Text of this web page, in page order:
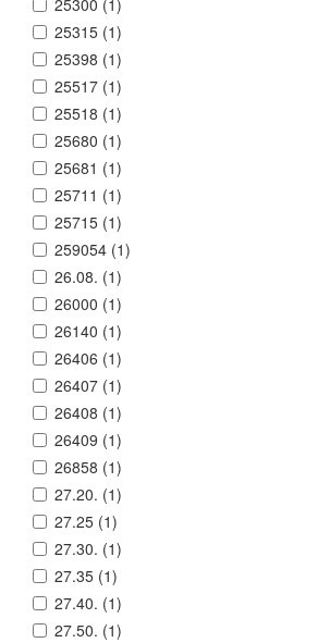
25300 (1)
25315 (1)
25398 (1)
25517 (1)
25518 (1)
25680 (1)
25681 (1)
25711 (1)
25715 (1)
259054 (1)
26.08. (1)
26000 (1)
26140 (1)
26406 (1)
26407 (1)
26408 (1)
26409 (1)
26858 (1)
27.20. (1)
27.25 (1)
27.30. (1)
27.35 (1)
27.40. (1)
27.50. (1)